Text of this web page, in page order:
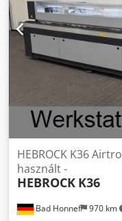
Ragasztóegység EVA
Végvágó egység 2
amely minden
vágó/kanyarodás
állítható a C.N. által.
csoport Lekerekítő
(sarokalapozó +
élkaparó csoport C.N.-
kefecsoport
Winner 4A
Bad Honnef 970 km
HEBROCK K36
használt -
HEBROCK K36